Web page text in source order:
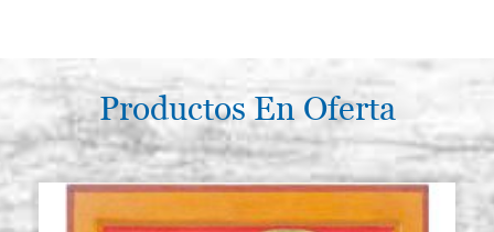
Productos En Oferta